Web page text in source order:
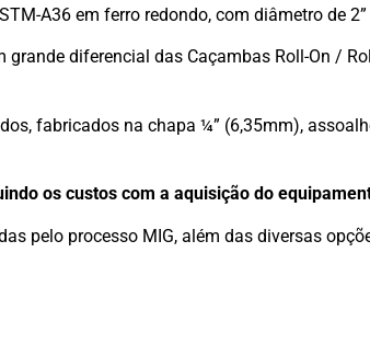
A36 em ferro redondo, com diâmetro de
diferencial das Caçambas Roll-On /
fabricados na chapa ¼” (6,35mm),
os custos com a aquisição do
pelo processo MIG, além das diversas